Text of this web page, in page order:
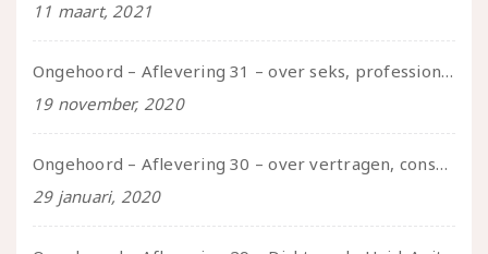
11 maart, 2021
Ongehoord – Aflevering 31 – over seks, professioneel en persoonlijk, een gesprek met Marije
19 november, 2020
Ongehoord – Aflevering 30 – over vertragen, consent en negatieve gevoelens met Meg-John Barker
29 januari, 2020